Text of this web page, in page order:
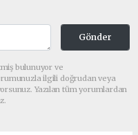
Gönder
bulunuyor ve
ilgili doğrudan veya
Yazılan tüm yorumlardan